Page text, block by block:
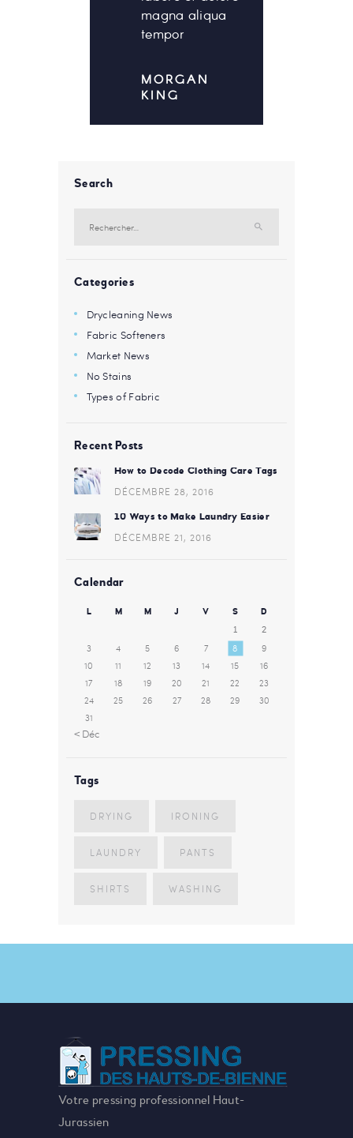
magna aliqua
tempor
MORGAN
KING
Search
Categories
Drycleaning News
Fabric Softeners
Market News
No Stains
Types of Fabric
Recent Posts
How to Decode Clothing Care Tags
DÉCEMBRE 28, 2016
10 Ways to Make Laundry Easier
DÉCEMBRE 21, 2016
Calendar
L M M J V S
D
1
2
3 4 5 6 7 8
9
10
11 12 13 14 15
16
17
18 19 20 21 22
23
24
25 26 27 28 29
30
31
« Déc
Tags
DRYING IRONING
LAUNDRY PANTS
SHIRTS WASHING
Votre pressing professionnel Haut-
Jurassien